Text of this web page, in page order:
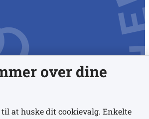
over dine
at huske dit cookievalg. Enkelte